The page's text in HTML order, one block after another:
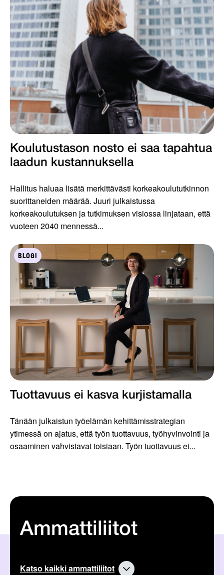
Koulutustason nosto ei saa tapahtua
laadun kustannuksella
Hallitus haluaa lisätä merkittävästi korkeakoulututkinnon
suorittaneiden määrää. Juuri julkaistussa
korkeakoulutuksen ja tutkimuksen visiossa linjataan, että
vuoteen 2040 mennessä...
BLOGI
Tuottavuus ei kasva kurjistamalla
Tänään julkaistun työelämän kehittämisstrategian
ytimessä on ajatus, että työn tuottavuus, työhyvinvointi ja
osaaminen vahvistavat toisiaan. Työn tuottavuus ei...
Ammattiliitot
Katso kaikki ammattiliitot